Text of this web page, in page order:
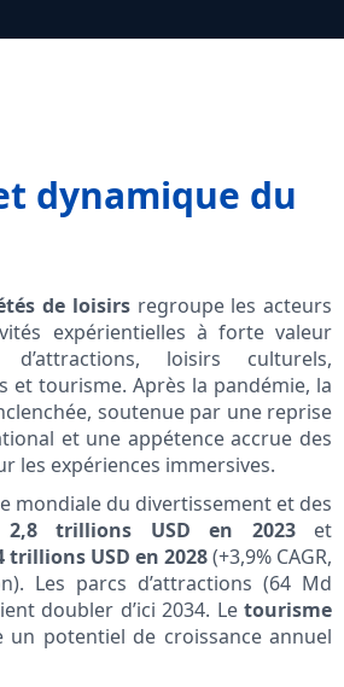
dynamique du
de loisirsregroupe les acteurs
expérientielles à forte valeur
loisirs culturels,
et tourisme. Après la pandémie, la
soutenue par une reprise
et une appétence accrue des
les expériences immersives.
mondiale du divertissement et des
2,8 trillions USD en 2023et
trillions USD en 2028(+3,9% CAGR,
Les parcs d’attractions (64 Md
doubler d’ici 2034. Le tourisme
un potentiel de croissance annuel